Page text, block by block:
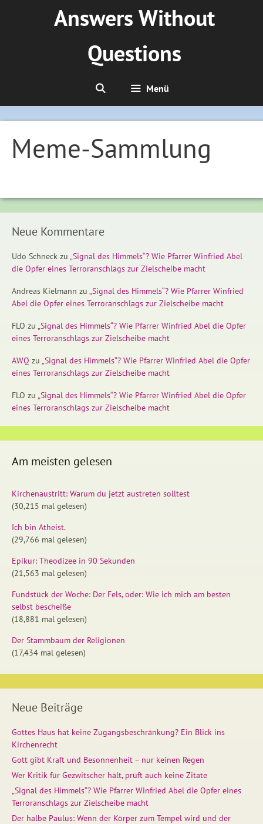
Answers Without
Questions
Menü
Meme-Sammlung
Neue Kommentare
Udo Schneck zu „Signal des Himmels“? Wie Pfarrer Winfried Abel
die Opfer eines Terroranschlags zur Zielscheibe macht
Andreas Kielmann zu „Signal des Himmels“? Wie Pfarrer Winfried
Abel die Opfer eines Terroranschlags zur Zielscheibe macht
FLO zu „Signal des Himmels“? Wie Pfarrer Winfried Abel die Opfer
eines Terroranschlags zur Zielscheibe macht
AWQ zu „Signal des Himmels“? Wie Pfarrer Winfried Abel die Opfer
eines Terroranschlags zur Zielscheibe macht
FLO zu „Signal des Himmels“? Wie Pfarrer Winfried Abel die Opfer
eines Terroranschlags zur Zielscheibe macht
Am meisten gelesen
Kirchenaustritt: Warum du jetzt austreten solltest
(30,215 mal gelesen)
Ich bin Atheist.
(29,766 mal gelesen)
Epikur: Theodizee in 90 Sekunden
(21,563 mal gelesen)
Fundstück der Woche: Der Fels, oder: Wie ich mich am besten
selbst bescheiße
(18,881 mal gelesen)
Der Stammbaum der Religionen
(17,434 mal gelesen)
Neue Beiträge
Gottes Haus hat keine Zugangsbeschränkung? Ein Blick ins
Kirchenrecht
Gott gibt Kraft und Besonnenheit – nur keinen Regen
Wer Kritik für Gezwitscher hält, prüft auch keine Zitate
„Signal des Himmels“? Wie Pfarrer Winfried Abel die Opfer eines
Terroranschlags zur Zielscheibe macht
Der halbe Paulus: Wenn der Körper zum Tempel wird und der